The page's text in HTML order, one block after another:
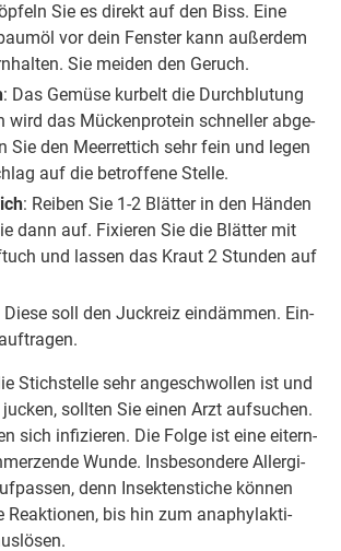
Sie es di­rekt auf den Biss. Ei­ne
vor dein Fens­ter kann au­ßer­dem
Sie mei­den den Ge­ruch.
: Das Ge­mü­se kur­belt die Durch­blu­tung
wird das Mü­cken­pro­te­in schnel­ler ab­ge­
Sie den Meer­ret­tich sehr fein und le­gen
auf die be­trof­fe­ne Stel­le.
: Rei­ben Sie 1-2 Blät­ter in den Hän­den
dann auf. Fi­xie­ren Sie die Blät­ter mit
und las­sen das Kraut 2 Stun­den auf
Die­se soll den Juck­reiz ein­däm­men. Ein­
Stich­stel­le sehr an­ge­schwol­len ist und
soll­ten Sie ei­nen Arzt auf­su­chen.
sich in­fi­zie­ren. Die Fol­ge ist ei­ne ei­tern­
Wun­de. Ins­be­son­de­re All­er­gi­
denn In­sek­ten­sti­che kön­nen
Re­ak­tio­nen, bis hin zum ana­phy­lak­ti­